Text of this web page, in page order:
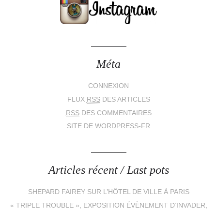
Méta
CONNEXION
FLUX RSSDES ARTICLES
RSSDES COMMENTAIRES
SITE DE WORDPRESS-FR
Articles récent / Last pots
SHEPARD FAIREY SUR L’HÔTEL DE VILLE À PARIS
« TRIPLE TROUBLE », EXPOSITION ÉVÈNEMENT D’INVADER,